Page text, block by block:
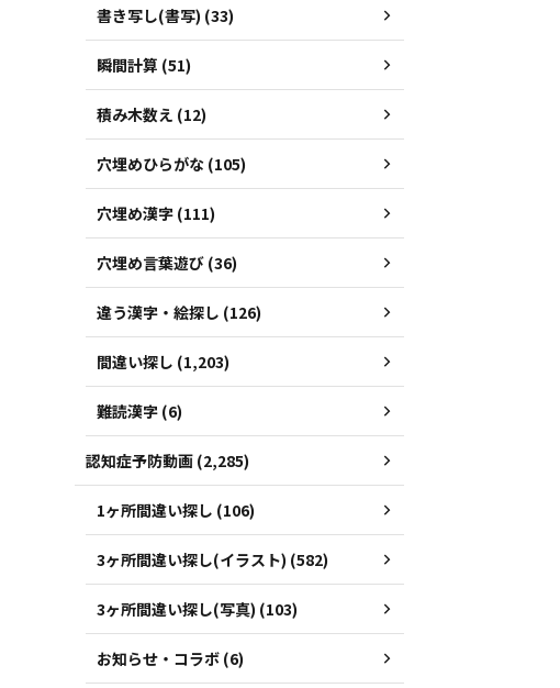
書き写し(書写) (33)
瞬間計算 (51)
積み木数え (12)
穴埋めひらがな (105)
穴埋め漢字 (111)
穴埋め言葉遊び (36)
違う漢字・絵探し (126)
間違い探し (1,203)
難読漢字 (6)
認知症予防動画 (2,285)
1ヶ所間違い探し (106)
3ヶ所間違い探し(イラスト) (582)
3ヶ所間違い探し(写真) (103)
お知らせ・コラボ (6)